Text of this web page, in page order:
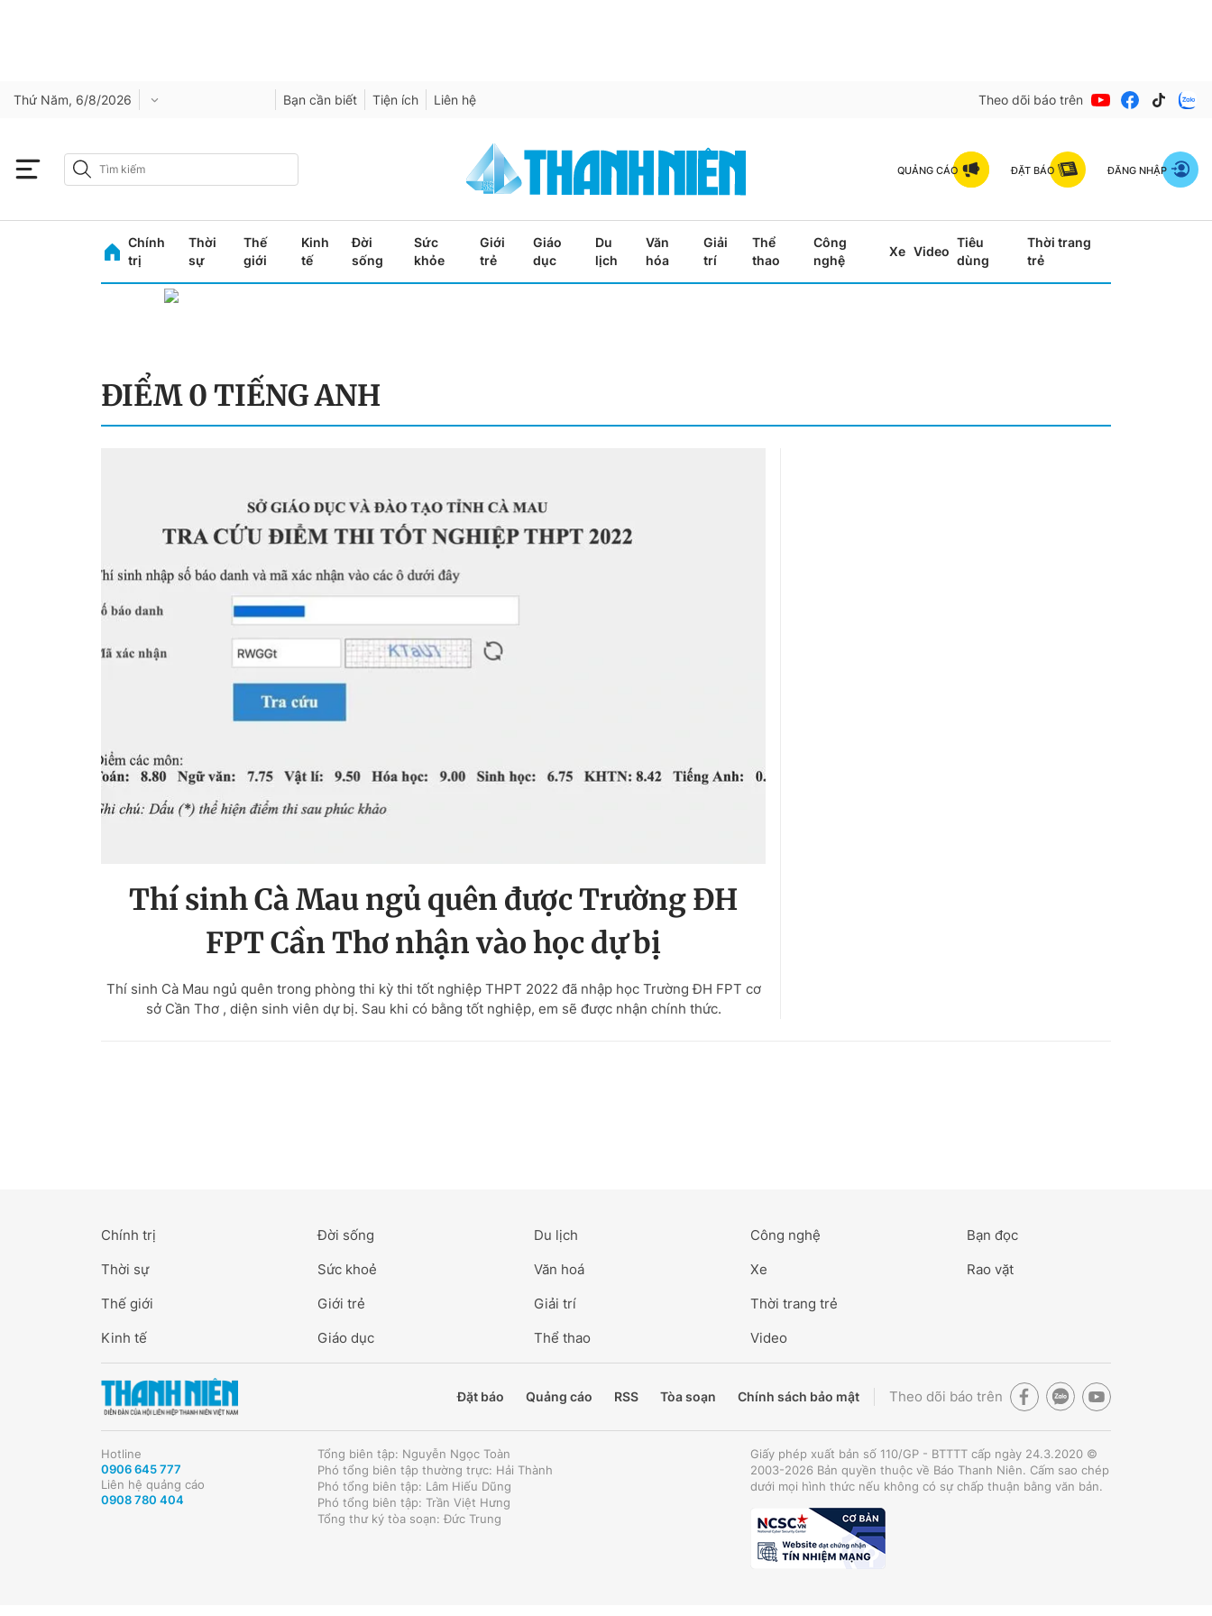
Thứ Năm, 6/8/2026 Bạn cần biết Tiện ích Liên hệ Theo dõi báo trên
QUẢNG CÁO ĐẶT BÁO ĐĂNG NHẬP
Chính
trị
Thời
sự
Thế
giới
Kinh
tế
Đời
sống
Sức
khỏe
Giới
trẻ
Giáo
dục
Du
lịch
Văn
hóa
Giải
trí
Thể
thao
Công
nghệ
Xe Video
Tiêu
dùng
Thời trang
trẻ
ĐIỂM 0 TIẾNG ANH
Thí sinh Cà Mau ngủ quên được Trường ĐH
FPT Cần Thơ nhận vào học dự bị
Thí sinh Cà Mau ngủ quên trong phòng thi kỳ thi tốt nghiệp THPT 2022 đã nhập học Trường ĐH FPT cơ
sở Cần Thơ , diện sinh viên dự bị. Sau khi có bằng tốt nghiệp, em sẽ được nhận chính thức.
Chính trị
Thời sự
Thế giới
Kinh tế
Đời sống
Sức khoẻ
Giới trẻ
Giáo dục
Du lịch
Văn hoá
Giải trí
Thể thao
Công nghệ
Xe
Thời trang trẻ
Video
Bạn đọc
Rao vặt
Đặt báo Quảng cáo RSS Tòa soạn Chính sách bảo mật Theo dõi báo trên
Hotline
0906 645 777
Liên hệ quảng cáo
0908 780 404
Tổng biên tập: Nguyễn Ngọc Toàn
Phó tổng biên tập thường trực: Hải Thành
Phó tổng biên tập: Lâm Hiếu Dũng
Phó tổng biên tập: Trần Việt Hưng
Tổng thư ký tòa soạn: Đức Trung
Giấy phép xuất bản số 110/GP - BTTTT cấp ngày 24.3.2020 ©
2003-2026 Bản quyền thuộc về Báo Thanh Niên. Cấm sao chép
dưới mọi hình thức nếu không có sự chấp thuận bằng văn bản.